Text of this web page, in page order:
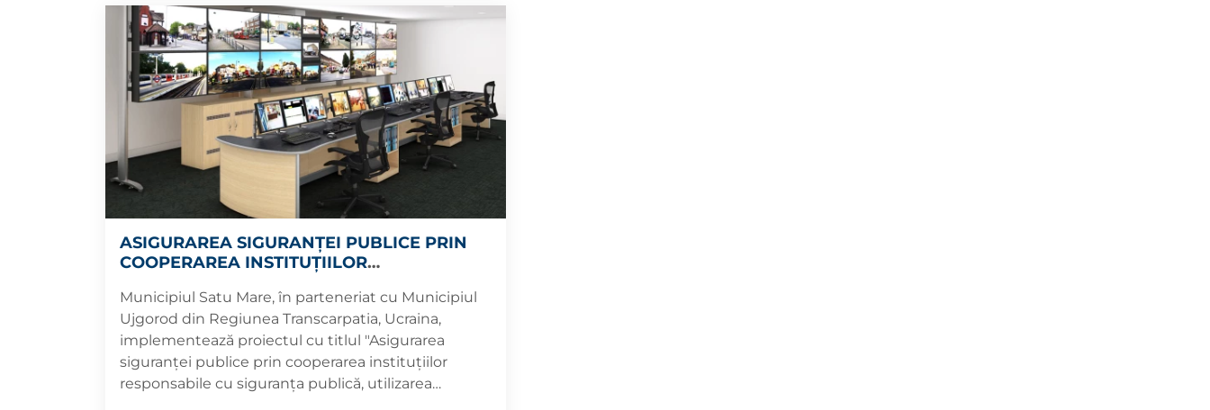
ASIGURAREA SIGURANȚEI PUBLICE PRIN
COOPERAREA INSTITUȚIILOR
UTILIZAREA SISTEMELOR PERFORMANTE
DE MONITORIZARE VIDEO ÎN UZGHOROD ȘI
SATU MARE
Municipiul Satu Mare, în parteneriat cu Municipiul
Ujgorod din Regiunea Transcarpatia, Ucraina,
implementează proiectul cu titlul "Asigurarea
siguranței publice prin cooperarea instituțiilor
responsabile cu siguranța publică, utilizarea